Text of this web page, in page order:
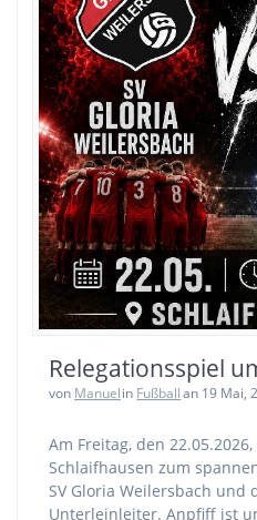
Relegationsspiel
von Manuelin Fußballan 19 Mai,
Am Freitag, den
Schlaifhausen zum
SV Gloria Weilersbach und
Unterleinleiter. Anpfiff ist